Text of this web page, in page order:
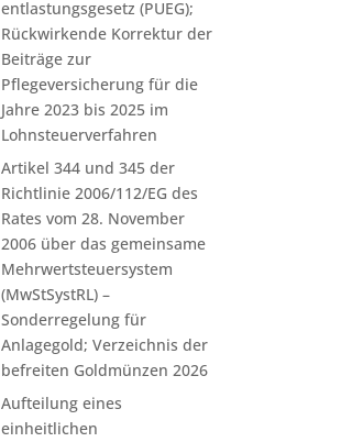
entlastungsgesetz (PUEG);
Rückwirkende Korrektur der
Beiträge zur
Pflegeversicherung für die
Jahre 2023 bis 2025 im
Lohnsteuerverfahren
Artikel 344 und 345 der
Richtlinie 2006/112/EG des
Rates vom 28. November
2006 über das gemeinsame
Mehrwertsteuersystem
(MwStSystRL) –
Sonderregelung für
Anlagegold; Verzeichnis der
befreiten Goldmünzen 2026
Aufteilung eines
einheitlichen